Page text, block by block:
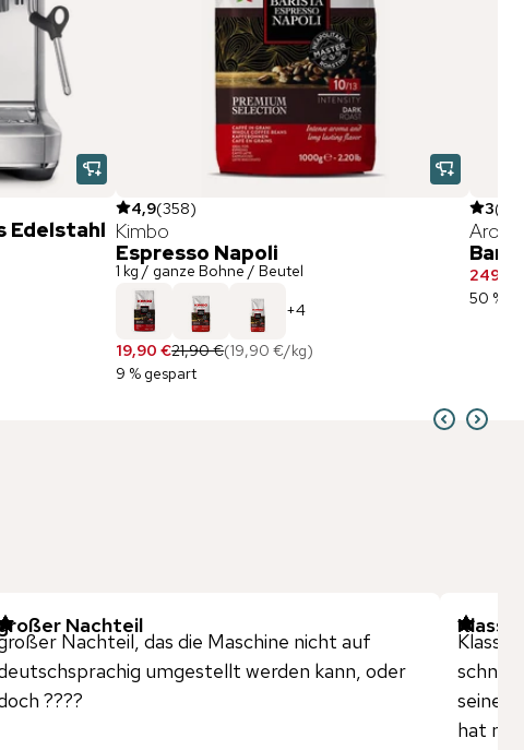
Edelstahl
4,9(358)
Kimbo
Espresso Napoli
1 kg / ganze Bohne / Beutel
+4
19,90 €21,90 €(19,90 €/kg)
9 % gespart
3(
50 %
Nachteil
Nachteil, das die Maschine nicht auf
umgestellt werden kann, oder
????
Klasse
schnell
seine
hat